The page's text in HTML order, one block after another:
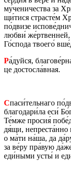
му́че­ни­че­ства за
щи́тися стра­сте́м
по́двизе
любви́ же́рт­вен­ней,
Го́спода тво­е­го́
Ра́дуйся,
це до­стос­ла́вная.
Спаси́тель­на­го
бла­го­да­ри́ла еси́
Те́мже про­сия́
дя́щи, непре­ста́нно
о ма́ти на́ша, да
за ве́ру пра́вую
еди́ными усты́ и